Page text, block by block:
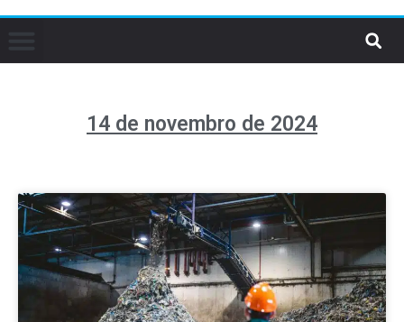
14 de novembro de 2024